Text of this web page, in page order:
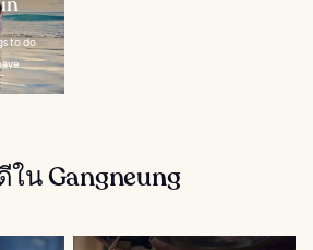
to do
น Gangneung